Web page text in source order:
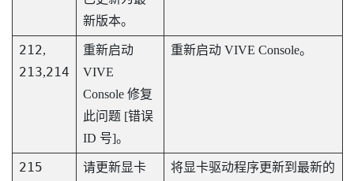
新版本。
212,
213,214
重新启动
VIVE
Console 修复
此问题 [错误
ID 号]。
重新启动 VIVE Console。
215
请更新显卡
将显卡驱动程序更新到最新的